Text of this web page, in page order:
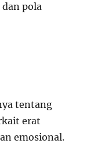
pola
tentang
erat
emosional.